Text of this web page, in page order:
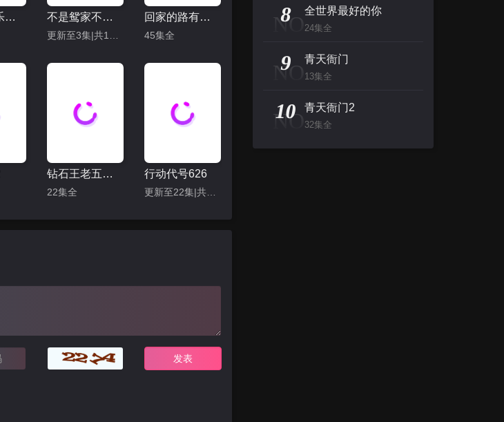
星期五俱乐部17：善良赢得人心 不是鸳家不聚头 回家的路有多远
45集全
钻石王老五的艰难爱情
22集全
行动代号626
NO
8 全世界最好的你
24集全
NO
9 青天衙门
13集全
NO
10 青天衙门2
32集全